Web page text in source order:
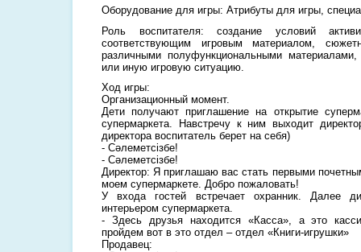
Оборудование для игры: Атрибуты для игры,
Роль воспитателя: создание условий
соответствующим игровым материалом,
различными полуфункциональными
или иную игровую ситуацию.
Ход игры:
Организационный момент.
Дети получают приглашение на открытие
супермаркета. Навстречу к ним выходит
директора воспитатель берет на себя)
- Сәлеметсізбе!
- Сәлеметсізбе!
Директор: Я приглашаю вас стать первыми
моем супермаркете. Добро пожаловать!
У входа гостей встречает охранник. Далее
интерьером супермаркета.
- Здесь друзья находится «Касса», а это
пройдем вот в это отдел – отдел «Книги-игрушки»
Продавец: